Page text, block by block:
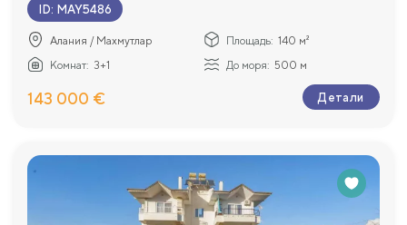
ID: MAY5486
Алания / Махмутлар Площадь: 140 м²
Комнат: 3+1 До моря: 500 м
143 000 € Детали